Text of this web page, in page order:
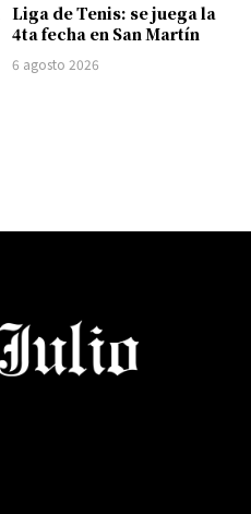
Liga de Tenis: se juega la
4ta fecha en San Martín
6 agosto 2026